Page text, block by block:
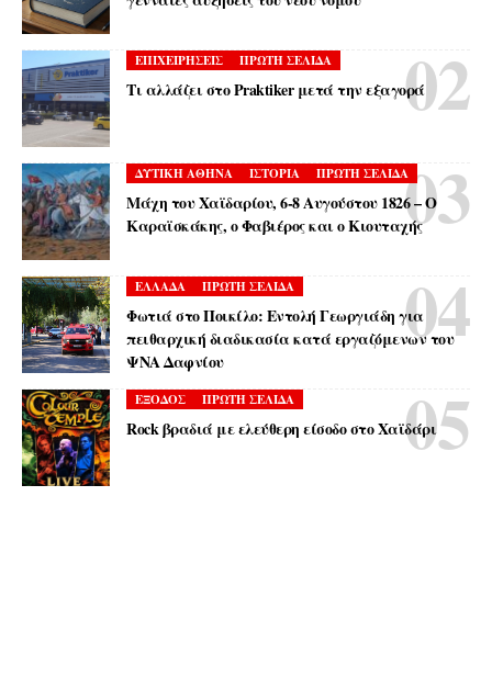
ΕΠΙΧΕΙΡΗΣΕΙΣ ΠΡΩΤΗ ΣΕΛΙΔΑ
Τι αλλάζει στο Praktiker μετά την εξαγορά
ΔΥΤΙΚΗ ΑΘΗΝΑ ΙΣΤΟΡΙΑ ΠΡΩΤΗ ΣΕΛΙΔΑ
Μάχη του Χαϊδαρίου, 6-8 Αυγούστου 1826 – Ο
Καραϊσκάκης, ο Φαβιέρος και ο Κιουταχής
ΕΛΛΑΔΑ ΠΡΩΤΗ ΣΕΛΙΔΑ
Φωτιά στο Ποικίλο: Εντολή Γεωργιάδη για
πειθαρχική διαδικασία κατά εργαζόμενων του
ΨΝΑ Δαφνίου
ΕΞΟΔΟΣ ΠΡΩΤΗ ΣΕΛΙΔΑ
Rock βραδιά με ελεύθερη είσοδο στο Χαϊδάρι